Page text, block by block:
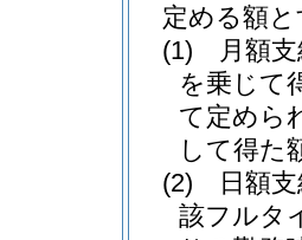
定める額
(1)
月額
を乗じて
て定めら
して得た
(2)
日額
該フルタ